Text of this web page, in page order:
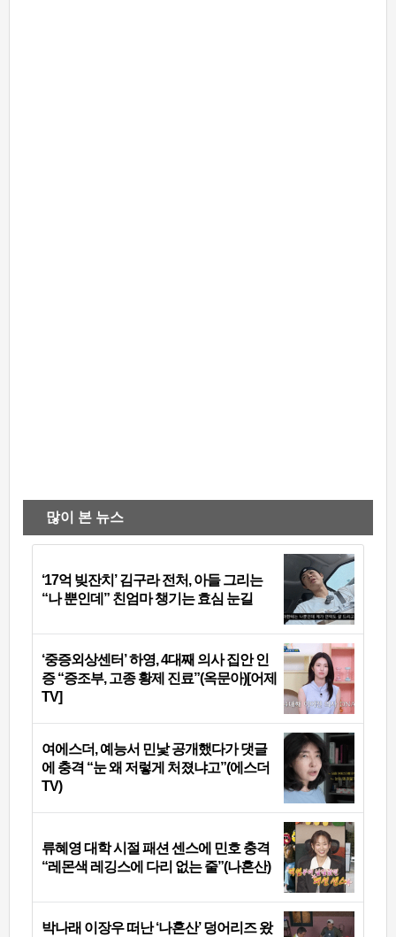
많이 본 뉴스
‘17억 빚잔치’ 김구라 전처, 아들 그리는
“나 뿐인데” 친엄마 챙기는 효심 눈길
‘중증외상센터’ 하영, 4대째 의사 집안 인
증 “증조부, 고종 황제 진료”(옥문아)[어제
TV]
여에스더, 예능서 민낯 공개했다가 댓글
에 충격 “눈 왜 저렇게 처졌냐고”(에스더
TV)
류혜영 대학 시절 패션 센스에 민호 충격
“레몬색 레깅스에 다리 없는 줄”(나혼산)
박나래 이장우 떠난 ‘나혼산’ 덩어리즈 왔